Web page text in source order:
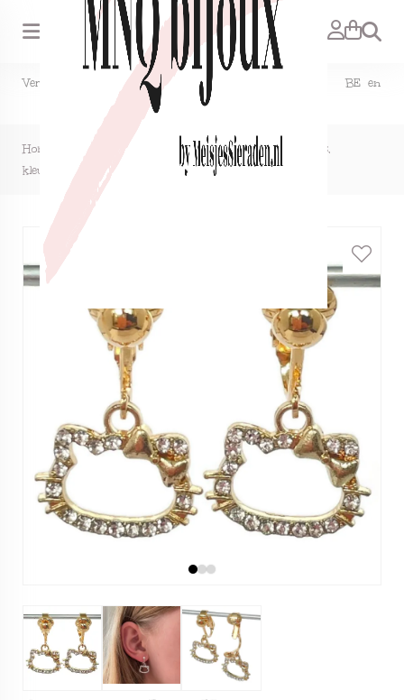
Zoeken
Verzendkosten NL €1,50, GRATIS bij bestelling vanaf €15. BE en
DE €2,95, GRATIS verzenden vanaf €50.
Home
Clipoorbellen Hello Kitty goud met heel veel glitters,
kleurloos, hangoorbellen